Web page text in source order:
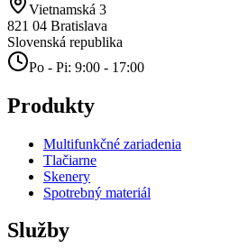
Vietnamská 3
821 04 Bratislava
Slovenská republika
Po - Pi: 9:00 - 17:00
Produkty
Multifunkčné zariadenia
Tlačiarne
Skenery
Spotrebný materiál
Služby